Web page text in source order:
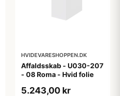
HVIDEVARESHOPPEN.DK
Affaldsskab - U030-207
- 08 Roma - Hvid folie
5.243,00 kr